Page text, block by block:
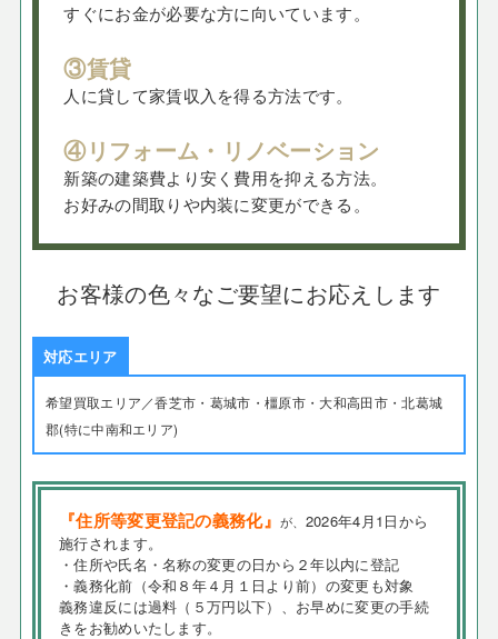
すぐにお金が必要な方に向いています。
③賃貸
人に貸して家賃収入を得る方法です。
④リフォーム・リノベーション
新築の建築費より安く費用を抑える方法。
お好みの間取りや内装に変更ができる。
お客様の色々なご要望にお応えします
対応エリア
希望買取エリア／香芝市・葛城市・橿原市・大和高田市・北葛城
郡(特に中南和エリア)
『住所等変更登記の義務化』が、 2026年4月1日から
施行されます。
・住所や氏名・名称の変更の日から２年以内に登記
・義務化前（令和８年４月１日より前）の変更も対象
義務違反には過料（５万円以下）、お早めに変更の手続
きをお勧めいたします。